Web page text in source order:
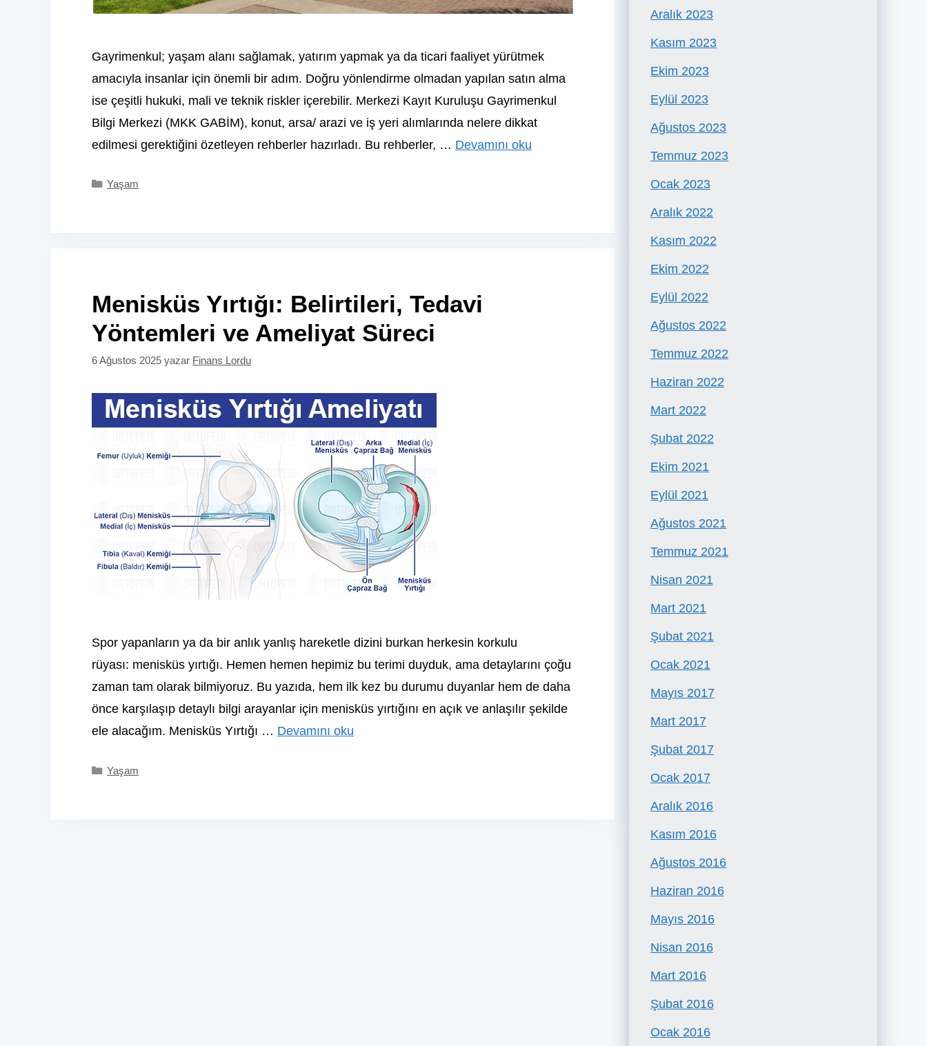
Gayrimenkul; yaşam alanı sağlamak, yatırım yapmak ya da ticari faaliyet yürütmek
amacıyla insanlar için önemli bir adım. Doğru yönlendirme olmadan yapılan satın alma
ise çeşitli hukuki, mali ve teknik riskler içerebilir. Merkezi Kayıt Kuruluşu Gayrimenkul
Bilgi Merkezi (MKK GABİM), konut, arsa/ arazi ve iş yeri alımlarında nelere dikkat
edilmesi gerektiğini özetleyen rehberler hazırladı. Bu rehberler, … Devamını oku
Kategoriler
Yaşam
Menisküs Yırtığı: Belirtileri, Tedavi
Yöntemleri ve Ameliyat Süreci
6 Ağustos 2025 yazar Finans Lordu
Spor yapanların ya da bir anlık yanlış hareketle dizini burkan herkesin korkulu
rüyası: menisküs yırtığı. Hemen hemen hepimiz bu terimi duyduk, ama detaylarını çoğu
zaman tam olarak bilmiyoruz. Bu yazıda, hem ilk kez bu durumu duyanlar hem de daha
önce karşılaşıp detaylı bilgi arayanlar için menisküs yırtığını en açık ve anlaşılır şekilde
ele alacağım. Menisküs Yırtığı … Devamını oku
Kategoriler
Yaşam
Aralık 2023
Kasım 2023
Ekim 2023
Eylül 2023
Ağustos 2023
Temmuz 2023
Ocak 2023
Aralık 2022
Kasım 2022
Ekim 2022
Eylül 2022
Ağustos 2022
Temmuz 2022
Haziran 2022
Mart 2022
Şubat 2022
Ekim 2021
Eylül 2021
Ağustos 2021
Temmuz 2021
Nisan 2021
Mart 2021
Şubat 2021
Ocak 2021
Mayıs 2017
Mart 2017
Şubat 2017
Ocak 2017
Aralık 2016
Kasım 2016
Ağustos 2016
Haziran 2016
Mayıs 2016
Nisan 2016
Mart 2016
Şubat 2016
Ocak 2016